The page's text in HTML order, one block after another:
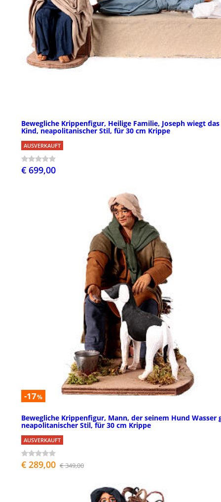
Bewegliche Krippenfigur, Heilige Familie, Joseph wiegt das
Kind, neapolitanischer Stil, für 30 cm Krippe
AUSVERKAUFT
€ 699,00
-17%
Bewegliche Krippenfigur, Mann, der seinem Hund Wasser
neapolitanischer Stil, für 30 cm Krippe
AUSVERKAUFT
€ 289,00 € 349,00